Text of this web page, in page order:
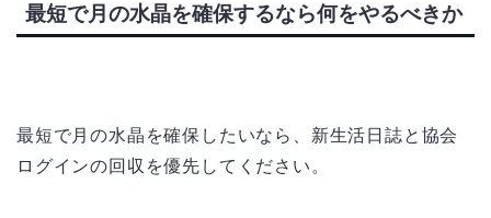
最短で月の水晶を確保するなら何をやるべきか
最短で月の水晶を確保したいなら、新生活日誌と協会
ログインの回収を優先してください。